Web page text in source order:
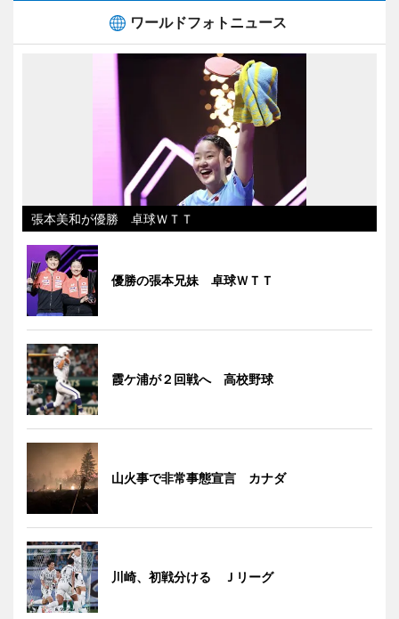
ワールドフォトニュース
張本美和が優勝 卓球ＷＴＴ
優勝の張本兄妹 卓球ＷＴＴ
霞ケ浦が２回戦へ 高校野球
山火事で非常事態宣言 カナダ
川崎、初戦分ける Ｊリーグ